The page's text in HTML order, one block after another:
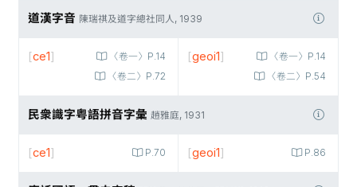
道漢字音 陳瑞祺及道字總社同人, 1939
〈卷一〉P.14
〈卷二〉P.72
[ce1]
〈卷一〉P.14
〈卷二〉P.54
[geoi1]
民衆識字粤語拼音字彙 趙雅庭, 1931
P.70
[ce1] P.86
[geoi1]